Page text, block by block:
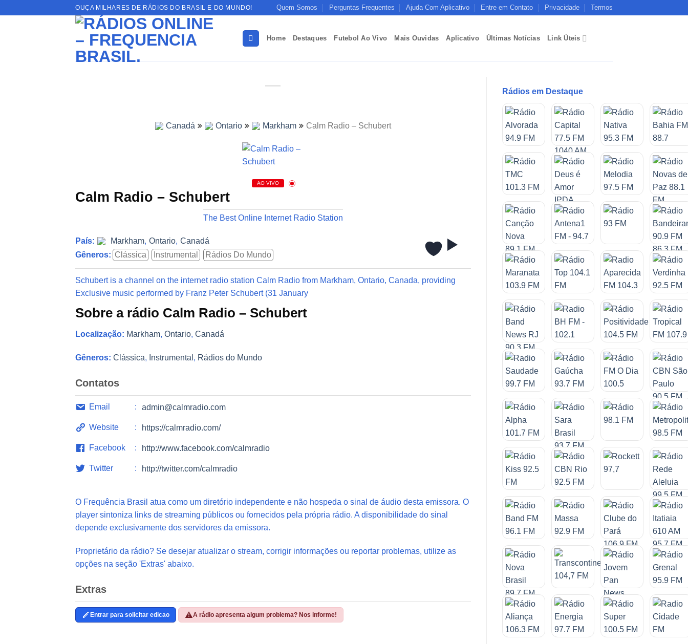
OUÇA MILHARES DE RÁDIOS DO BRASIL E DO MUNDO! Quem Somos Perguntas Frequentes Ajuda Com Aplicativo Entre em Contato Privacidade Termos
Home Destaques Futebol Ao Vivo Mais Ouvidas Aplicativo Últimas Notícias Link Úteis
Canadá Ontario Markham Calm Radio – Schubert
AO VIVO
Calm Radio – Schubert
The Best Online Internet Radio Station
País: Markham, Ontario, Canadá
Gêneros: Clássica Instrumental Rádios Do Mundo
Schubert is a channel on the internet radio station Calm Radio from Markham, Ontario, Canada, providing
Exclusive music performed by Franz Peter Schubert (31 January
Sobre a rádio Calm Radio – Schubert
Localização: Markham, Ontario, Canadá
Gêneros: Clássica, Instrumental , Rádios do Mundo
Contatos
Email admin@calmradio.com
Website https://calmradio.com/
Facebook http://www.facebook.com/calmradio
Twitter http://twitter.com/calmradio
O Frequência Brasil atua como um diretório independente e não hospeda o sinal de áudio desta emissora. O
player sintoniza links de streaming públicos ou fornecidos pela própria rádio. A disponibilidade do sinal
depende exclusivamente dos servidores da emissora.
Proprietário da rádio? Se desejar atualizar o stream, corrigir informações ou reportar problemas, utilize as
opções na seção 'Extras' abaixo.
Extras
Entrar para solicitar edicao A rádio apresenta algum problema? Nos informe!
Rádios em Destaque